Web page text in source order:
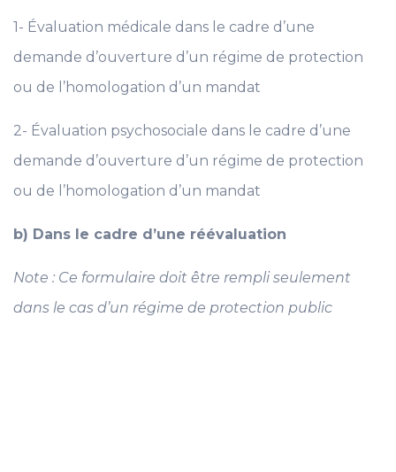
1- Évaluation médicale dans le cadre d’une
demande d’ouverture d’un régime de protection
ou de l’homologation d’un mandat
2- Évaluation psychosociale dans le cadre d’une
demande d’ouverture d’un régime de protection
ou de l’homologation d’un mandat
b) Dans le cadre d’une réévaluation
Note : Ce formulaire doit être rempli seulement
dans le cas d’un régime de protection public